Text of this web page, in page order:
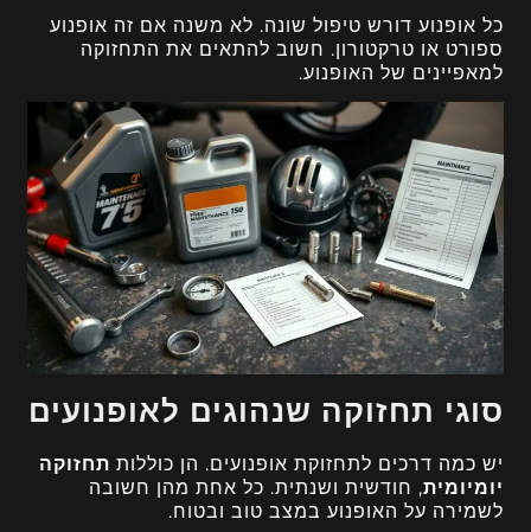
כל אופנוע דורש טיפול שונה. לא משנה אם זה אופנוע
ספורט או טרקטורון. חשוב להתאים את התחזוקה
למאפיינים של האופנוע.
סוגי תחזוקה שנהוגים לאופנועים
יש כמה דרכים לתחזוקת אופנועים. הן כוללות תחזוקה
יומיומית, חודשית ושנתית. כל אחת מהן חשובה
לשמירה על האופנוע במצב טוב ובטוח.